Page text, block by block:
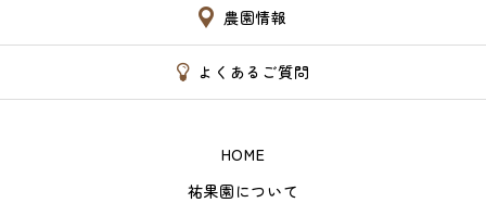
農園情報
よくあるご質問
HOME
祐果園について